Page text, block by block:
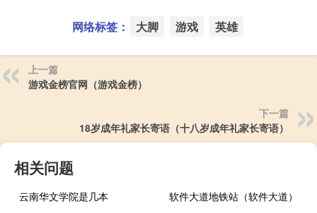
网络标签： 大脚 游戏 英雄
上一篇
游戏金榜官网（游戏金榜）
下一篇
18岁成年礼家长寄语（十八岁成年礼家长寄语）
相关问题
云南华文学院是几本
软件大道地铁站（软件大道）